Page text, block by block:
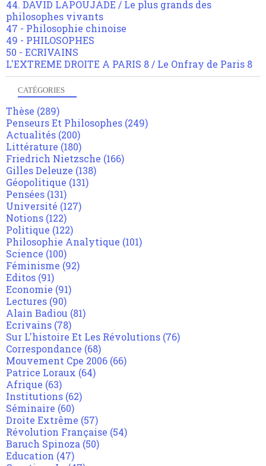
44. DAVID LAPOUJADE / Le plus grands des
philosophes vivants
47 - Philosophie chinoise
49 - PHILOSOPHES
50 - ECRIVAINS
L'EXTREME DROITE A PARIS 8 / Le Onfray de Paris 8
CATÉGORIES
Thèse (289)
Penseurs Et Philosophes (249)
Actualités (200)
Littérature (180)
Friedrich Nietzsche (166)
Gilles Deleuze (138)
Géopolitique (131)
Pensées (131)
Université (127)
Notions (122)
Politique (122)
Philosophie Analytique (101)
Science (100)
Féminisme (92)
Editos (91)
Economie (91)
Lectures (90)
Alain Badiou (81)
Ecrivains (78)
Sur L'histoire Et Les Révolutions (76)
Correspondance (68)
Mouvement Cpe 2006 (66)
Patrice Loraux (64)
Afrique (63)
Institutions (62)
Séminaire (60)
Droite Extrême (57)
Révolution Française (54)
Baruch Spinoza (50)
Education (47)